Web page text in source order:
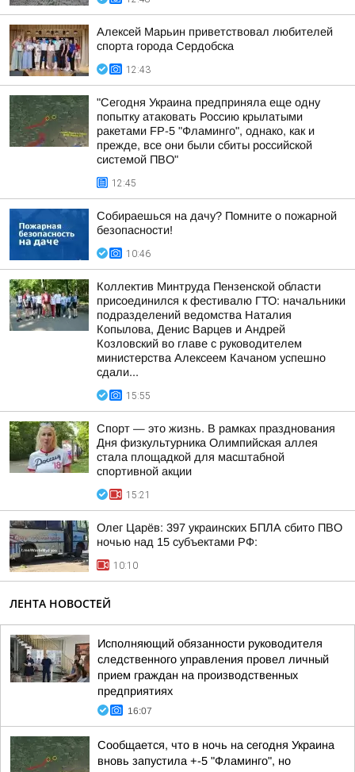
Алексей Марьин приветствовал любителей
спорта города Сердобска
12:43
"Сегодня Украина предприняла еще одну
попытку атаковать Россию крылатыми
ракетами FP-5 "Фламинго", однако, как и
прежде, все они были сбиты российской
системой ПВО"
12:45
Собираешься на дачу? Помните о пожарной
безопасности!
10:46
Коллектив Минтруда Пензенской области
присоединился к фестивалю ГТО: начальники
подразделений ведомства Наталия
Копылова, Денис Варцев и Андрей
Козловский во главе с руководителем
министерства Алексеем Качаном успешно
сдали...
15:55
Спорт — это жизнь. В рамках празднования
Дня физкультурника Олимпийская аллея
стала площадкой для масштабной
спортивной акции
15:21
Олег Царёв: 397 украинских БПЛА сбито ПВО
ночью над 15 субъектами РФ:
10:10
ЛЕНТА НОВОСТЕЙ
Исполняющий обязанности руководителя
следственного управления провел личный
прием граждан на производственных
предприятиях
16:07
Сообщается, что в ночь на сегодня Украина
вновь запустила +-5 "Фламинго", но